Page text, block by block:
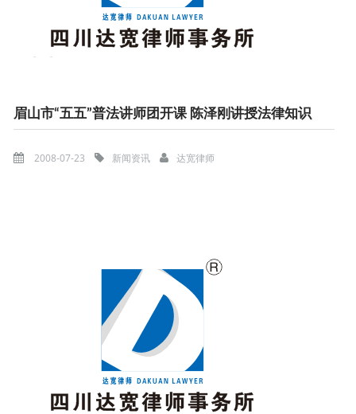
眉山市“五五”普法讲师团开课 陈泽刚讲授法律知识
2008-07-23 新闻资讯 达宽律师